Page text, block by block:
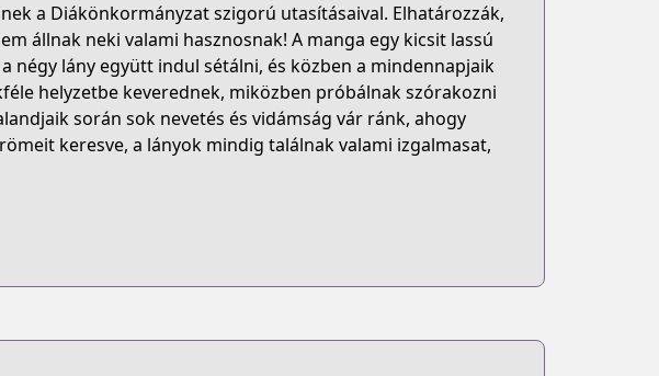
a Diákönkormányzat szigorú utasításaival. Elhatározzák,
állnak neki valami hasznosnak! A manga egy kicsit lassú
négy lány együtt indul sétálni, és közben a mindennapjaik
helyzetbe keverednek, miközben próbálnak szórakozni
során sok nevetés és vidámság vár ránk, ahogy
keresve, a lányok mindig találnak valami izgalmasat,